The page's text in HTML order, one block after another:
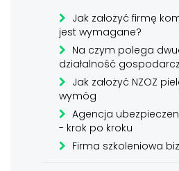
Jak założyć firmę
jest wymagane?
Na czym polega
działalność
Jak założyć NZOZ
wymóg
Agencja
- krok po kroku
Firma szkoleniowa